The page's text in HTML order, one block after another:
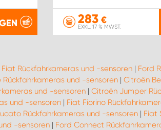
283€
EXKL. 17 % MWST.
Fiat Rückfahrkameras und -sensoren| Ford
Rückfahrkameras und -sensoren| Citroën
und -sensoren | Citroën Jumper
und -sensoren | Fiat Fiorino
Rückfahrkameras und -sensoren | Fiat
-sensoren| Ford Connect